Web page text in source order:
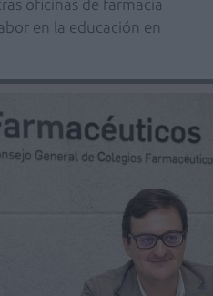
oficinas de farmacia
en la educación en